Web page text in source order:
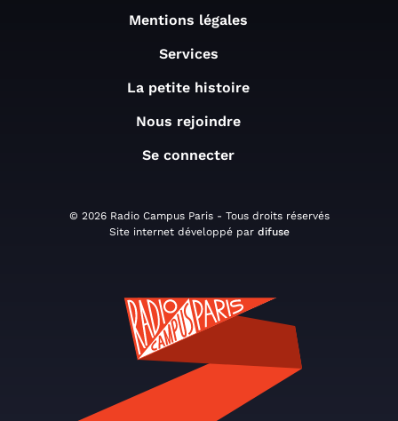
Mentions légales
Services
La petite histoire
Nous rejoindre
Se connecter
© 2026 Radio Campus Paris - Tous droits réservés
Site internet développé par difuse